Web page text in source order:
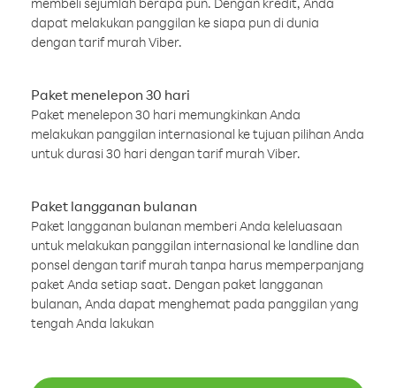
dapat melakukan panggilan ke siapa pun di dunia
dengan tarif murah Viber.
Paket menelepon 30 hari
Paket menelepon 30 hari memungkinkan Anda
melakukan panggilan internasional ke tujuan pilihan Anda
untuk durasi 30 hari dengan tarif murah Viber.
Paket langganan bulanan
Paket langganan bulanan memberi Anda keleluasaan
untuk melakukan panggilan internasional ke landline dan
ponsel dengan tarif murah tanpa harus memperpanjang
paket Anda setiap saat. Dengan paket langganan
bulanan, Anda dapat menghemat pada panggilan yang
tengah Anda lakukan